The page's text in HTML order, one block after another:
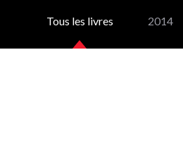
Tous les livres 2014